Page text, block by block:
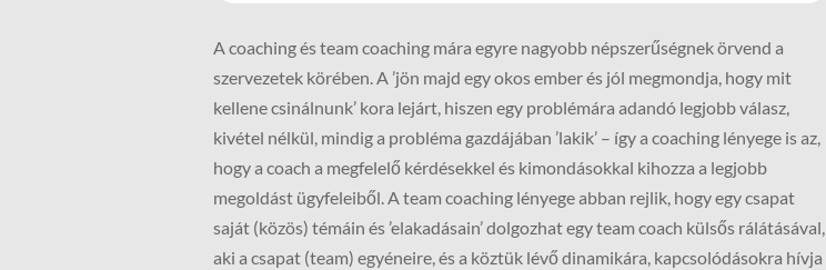
A coaching és team coaching mára egyre nagyobb népszerűségnek örvend a
szervezetek körében. A ’jön majd egy okos ember és jól megmondja, hogy mit
kellene csinálnunk’ kora lejárt, hiszen egy problémára adandó legjobb válasz,
kivétel nélkül, mindig a probléma gazdájában ’lakik’ – így a coaching lényege is az,
hogy a coach a megfelelő kérdésekkel és kimondásokkal kihozza a legjobb
megoldást ügyfeleiből. A team coaching lényege abban rejlik, hogy egy csapat
saját (közös) témáin és ’elakadásain’ dolgozhat egy team coach külsős rálátásával,
aki a csapat (team) egyéneire, és a köztük lévő dinamikára, kapcsolódásokra hívja